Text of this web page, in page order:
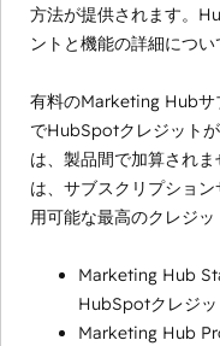
方法が提供されます。
ントと機能の詳細につい
有料のMarketing Hubサ
でHubSpotクレジット
は、製品間で加算され
は、サブスクリプショ
用可能な最高のクレジッ
Marketing Hub
HubSpotクレジ
Marketing Hub